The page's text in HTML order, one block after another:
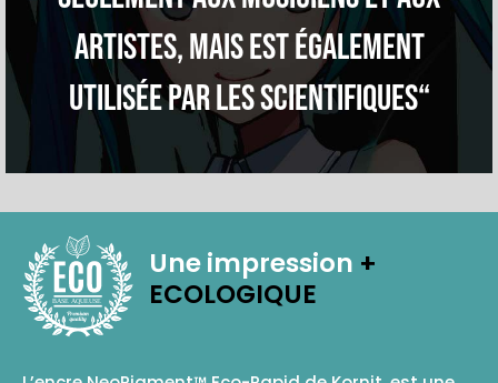
artistes, mais est également
utilisée par les scientifiques“
BASE AQUEUSE
Une impression +
ECOLOGIQUE